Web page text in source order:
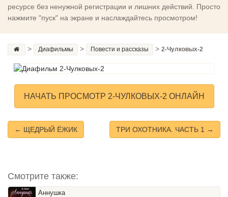
ресурсе без ненужной регистрации и лишних действий. Просто
нажмите "пуск" на экране и наслаждайтесь просмотром!
> Диафильмы > Повести и рассказы > 2-Чулковых-2
НАЧАТЬ ПРОСМОТР 2-ЧУЛКОВЫХ-2 ОНЛАЙН
← ЩЕДРЫЙ ЁЖИК ТРИ ОХОТНИКА. ЧАСТЬ 1 →
Смотрите также:
Аннушка